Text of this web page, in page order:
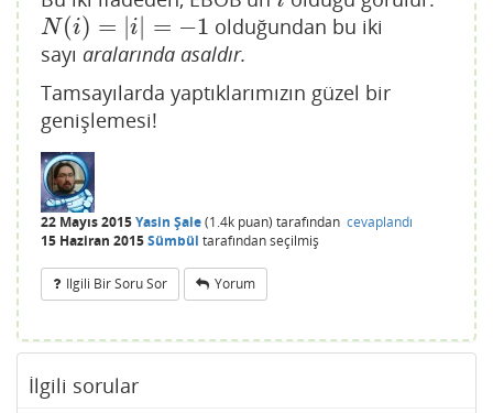
N(i) = |i| = −1
N(i)=| i|= −1
olduğundan bu iki
sayı aralarında asaldır.
Tamsayılarda yaptıklarımızın güzel bir
genişlemesi!
22 Mayıs 2015Yasin Şale(1.4k puan) tarafından cevaplandı
15 Haziran 2015Sümbül tarafındanseçilmiş
Ilgili Bir Soru Sor Yorum
İlgili sorular